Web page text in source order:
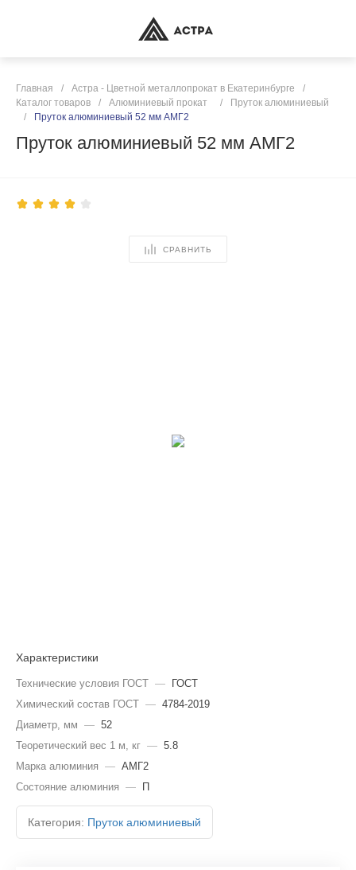
Главная / Астра - Цветной металлопрокат в Екатеринбурге
/
Каталог товаров
/ Алюминиевый прокат /
Пруток алюминиевый
/
Пруток алюминиевый 52 мм АМГ2
Пруток алюминиевый 52 мм АМГ2
СРАВНИТЬ
Характеристики
Технические условия ГОСТ —
ГОСТ
Химический состав ГОСТ — 4784-2019
Диаметр, мм — 52
Теоретический вес 1 м, кг — 5.8
Марка алюминия — АМГ2
Состояние алюминия — П
Категория: Пруток алюминиевый